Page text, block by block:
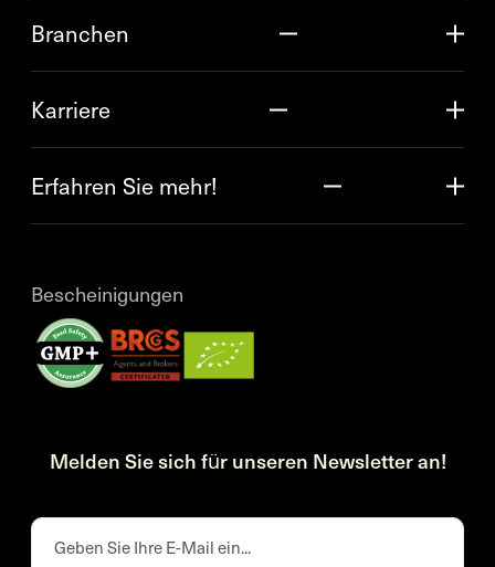
Branchen
Karriere
Erfahren Sie mehr!
Bescheinigungen
Melden Sie sich für unseren Newsletter an!